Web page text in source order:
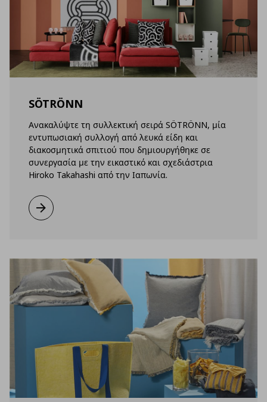
SÖTRÖNN
Ανακαλύψτε τη συλλεκτική σειρά SÖTRÖNN, μία
εντυπωσιακή συλλογή από λευκά είδη και
διακοσμητικά σπιτιού που δημιουργήθηκε σε
συνεργασία με την εικαστικό και σχεδιάστρια
Hiroko Takahashi από την Ιαπωνία.
Μάθετε περισσότερα